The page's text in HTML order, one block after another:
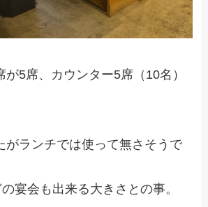
が5席、カウンター5席（10名）
がランチでは使って無さそうで
宴会も出来る大きさとの事。